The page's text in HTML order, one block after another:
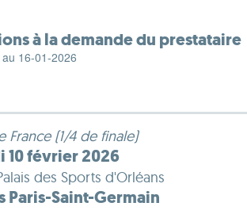
à la demande du prestataire
au 16-01-2026
France (1/4 de finale)
10 février 2026
des Sports d'Orléans
Paris-Saint-Germain